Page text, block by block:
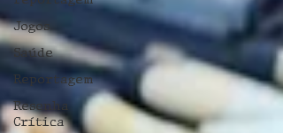
Jogos
Saúde
Reportagem
Resenha
Crítica